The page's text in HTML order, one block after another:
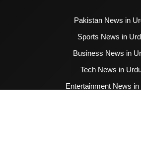
Pakistan News in
Sports News in
Business News in
Tech News in
Entertainment News in